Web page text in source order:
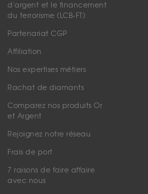
d'argent et le financement
du terrorisme (LCB-FT)
Partenariat CGP
Affiliation
Nos expertises métiers
Rachat de diamants
Comparez nos produits Or
et Argent
Rejoignez notre réseau
Frais de port
7 raisons de faire affaire
avec nous